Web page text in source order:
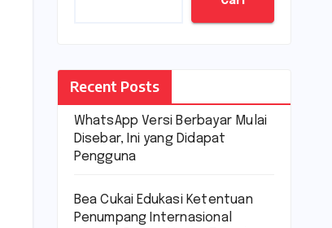
Recent Posts
WhatsApp Versi Berbayar Mulai
Disebar, Ini yang Didapat
Pengguna
Bea Cukai Edukasi Ketentuan
Penumpang Internasional